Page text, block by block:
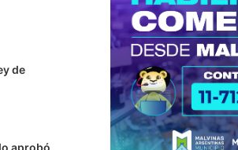
de
aprobó